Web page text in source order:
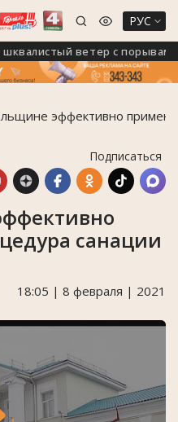
РУС
ветер с порывами
эффективно
Подписаться
санации
18:05 | 8 февраля | 2021